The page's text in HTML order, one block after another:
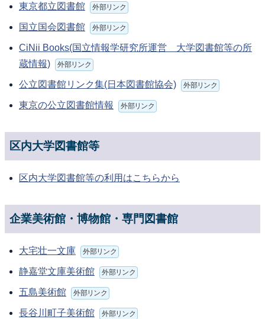
東京都立図書館 外部リンク
国立国会図書館 外部リンク
CiNii Books(国立情報学研究所運営 大学図書館等の所
蔵情報)
外部リンク
公立図書館リンク集(日本図書館協会) 外部リンク
東京の公立図書館情報 外部リンク
区内大学図書館等
区内大学図書館等の利用はこちらから
企業美術館・博物館・専門図書館
大宅壮一文庫 外部リンク
静嘉堂文庫美術館 外部リンク
五島美術館 外部リンク
長谷川町子美術館 外部リンク